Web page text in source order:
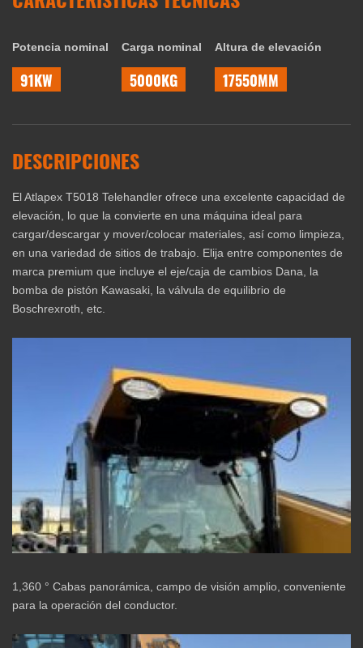
Potencia nominal
91KW
Carga nominal
5000KG
Altura de elevación
17550MM
DESCRIPCIONES
El Atlapex T5018 Telehandler ofrece una excelente capacidad de
elevación, lo que la convierte en una máquina ideal para
cargar/descargar y mover/colocar materiales, así como limpieza,
en una variedad de sitios de trabajo. Elija entre componentes de
marca premium que incluye el eje/caja de cambios Dana, la
bomba de pistón Kawasaki, la válvula de equilibrio de
Boschrexroth, etc.
1,360 ° Cabas panorámica, campo de visión amplio, conveniente
para la operación del conductor.